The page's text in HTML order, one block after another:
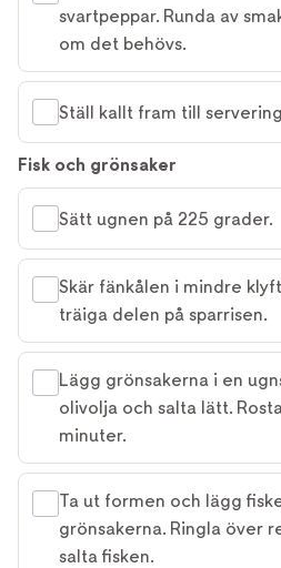
svartpeppar. Runda av
om det behövs.
Ställ kallt fram till
Fisk och grönsaker
Sätt ugnen på 225 grader.
Skär fänkålen i mindre
träiga delen på sparrisen.
Lägg grönsakerna i en
olivolja och salta lätt.
minuter.
Ta ut formen och lägg
grönsakerna. Ringla över
salta fisken.